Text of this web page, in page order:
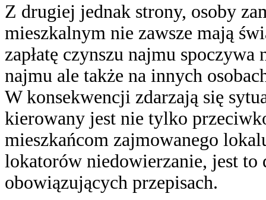
Z drugiej jednak strony, osoby
mieszkalnym nie zawsze mają
zapłatę czynszu najmu
najmu ale także na innych
W konsekwencji zdarzają się
kierowany jest nie tylko
mieszkańcom zajmowanego
lokatorów niedowierzanie, jest to
obowiązujących przepisach.